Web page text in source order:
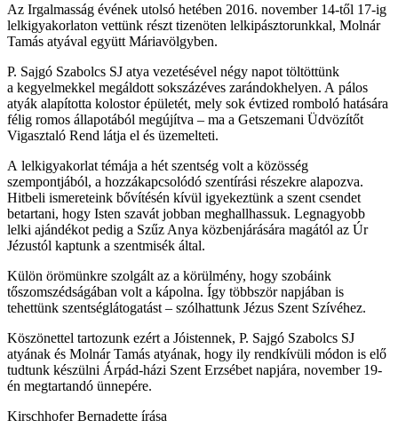
Az Irgalmasság évének utolsó hetében 2016. november 14-től 17-ig
lelkigyakorlaton vettünk részt tizenöten lelkipásztorunkkal, Molnár
Tamás atyával együtt Máriavölgyben.
P. Sajgó Szabolcs SJ atya vezetésével négy napot töltöttünk
a kegyelmekkel megáldott sokszázéves zarándokhelyen. A pálos
atyák alapította kolostor épületét, mely sok évtized romboló hatására
félig romos állapotából megújítva – ma a Getszemani Üdvözítőt
Vigasztaló Rend látja el és üzemelteti.
A lelkigyakorlat témája a hét szentség volt a közösség
szempontjából, a hozzákapcsolódó szentírási részekre alapozva.
Hitbeli ismereteink bővítésén kívül igyekeztünk a szent csendet
betartani, hogy Isten szavát jobban meghallhassuk. Legnagyobb
lelki ajándékot pedig a Szűz Anya közbenjárására magától az Úr
Jézustól kaptunk a szentmisék által.
Külön örömünkre szolgált az a körülmény, hogy szobáink
tőszomszédságában volt a kápolna. Így többször napjában is
tehettünk szentséglátogatást – szólhattunk Jézus Szent Szívéhez.
Köszönettel tartozunk ezért a Jóistennek, P. Sajgó Szabolcs SJ
atyának és Molnár Tamás atyának, hogy ily rendkívüli módon is elő
tudtunk készülni Árpád-házi Szent Erzsébet napjára, november 19-
én megtartandó ünnepére.
Kirschhofer Bernadette írása